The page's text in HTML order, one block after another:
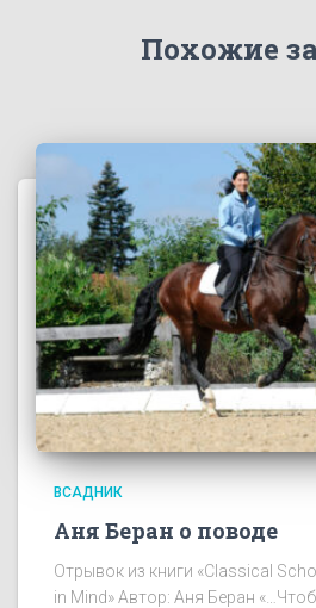
Похожие
ВСАДНИК
Аня Беран о поводе
Отрывок из книги «Classical
in Mind» Автор: Аня Беран